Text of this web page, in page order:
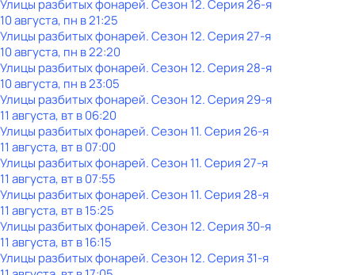
Улицы разбитых фонарей. Сезон 12. Серия 26-я
10 августа, пн в 21:25
Улицы разбитых фонарей. Сезон 12. Серия 27-я
10 августа, пн в 22:20
Улицы разбитых фонарей. Сезон 12. Серия 28-я
10 августа, пн в 23:05
Улицы разбитых фонарей. Сезон 12. Серия 29-я
11 августа, вт в 06:20
Улицы разбитых фонарей. Сезон 11. Серия 26-я
11 августа, вт в 07:00
Улицы разбитых фонарей. Сезон 11. Серия 27-я
11 августа, вт в 07:55
Улицы разбитых фонарей. Сезон 11. Серия 28-я
11 августа, вт в 15:25
Улицы разбитых фонарей. Сезон 12. Серия 30-я
11 августа, вт в 16:15
Улицы разбитых фонарей. Сезон 12. Серия 31-я